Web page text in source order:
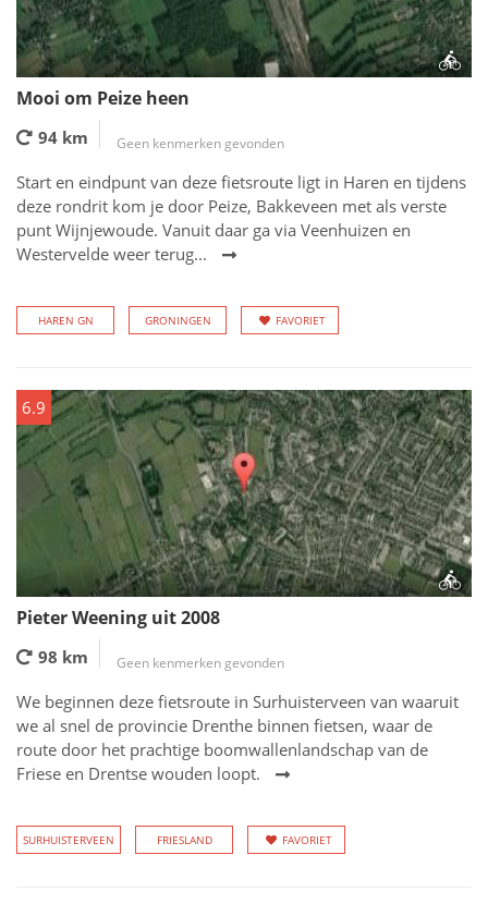
Mooi om Peize heen
94 km Geen kenmerken gevonden
Start en eindpunt van deze fietsroute ligt in Haren en tijdens
deze rondrit kom je door Peize, Bakkeveen met als verste
punt Wijnjewoude. Vanuit daar ga via Veenhuizen en
Westervelde weer terug...
HAREN GN GRONINGEN FAVORIET
6.9
Pieter Weening uit 2008
98 km Geen kenmerken gevonden
We beginnen deze fietsroute in Surhuisterveen van waaruit
we al snel de provincie Drenthe binnen fietsen, waar de
route door het prachtige boomwallenlandschap van de
Friese en Drentse wouden loopt.
SURHUISTERVEEN FRIESLAND FAVORIET